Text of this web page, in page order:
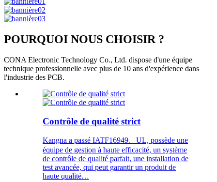
POURQUOI NOUS CHOISIR ?
CONA Electronic Technology Co., Ltd. dispose d'une équipe
technique professionnelle avec plus de 10 ans d'expérience dans
l'industrie des PCB.
Contrôle de qualité strict
Kangna a passé IATF16949、UL, possède une
équipe de gestion à haute efficacité, un système
de contrôle de qualité parfait, une installation de
test avancée, qui peut garantir un produit de
haute qualité…